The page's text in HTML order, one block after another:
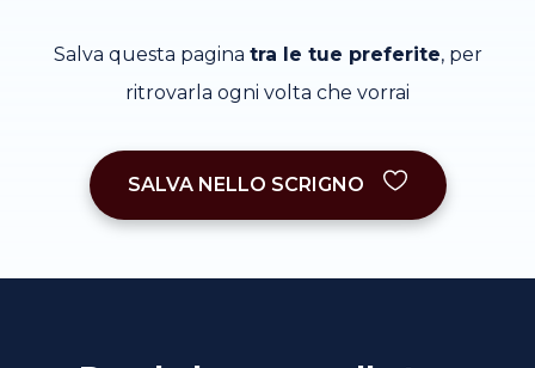
Salva questa pagina tra le tue preferite, per
ritrovarla ogni volta che vorrai
SALVA NELLO SCRIGNO